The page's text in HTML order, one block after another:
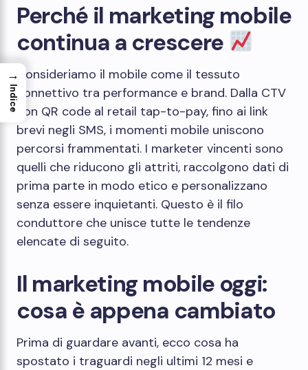
Perché il marketing mobile
continua a crescere
Consideriamo il mobile come il tessuto
connettivo tra performance e brand. Dalla CTV
con QR code al retail tap-to-pay, fino ai link
brevi negli SMS, i momenti mobile uniscono
percorsi frammentati. I marketer vincenti sono
quelli che riducono gli attriti, raccolgono dati di
prima parte in modo etico e personalizzano
senza essere inquietanti. Questo è il filo
conduttore che unisce tutte le tendenze
elencate di seguito.
Il marketing mobile oggi:
cosa è appena cambiato
Prima di guardare avanti, ecco cosa ha
spostato i traguardi negli ultimi 12 mesi e
→
Indice